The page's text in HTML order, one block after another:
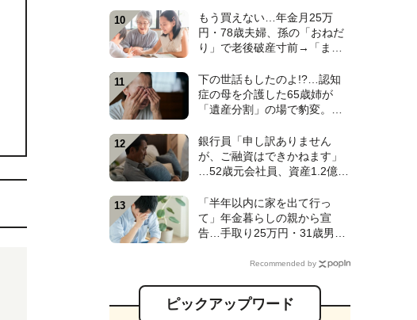
屋に住み続ける“跡取り息
子”【CFPが解説】
もう買えない…年金月25万
円・78歳夫婦、孫の「おねだ
り」で老後破産寸前→「まさ
越しの再会で涙した〈孫のひ
と言〉【CFPが解説】
下の世話もしたのよ!?…認知
症の母を介護した65歳姉が
「遺産分割」の場で豹変。
歳弟が絶句したワケ【弁護士
が解説】
銀行員「申し訳ありません
が、ご融資はできかねます」
…52歳元会社員、資産1.2億円
さかの門前払い”。狭い賃貸で
妻と2人「地獄のFIRE生活」
のワケ【FPの解説】
「半年以内に家を出て行っ
て」年金暮らしの親から宣
告…手取り25万円・31歳男性
ヵ月で「実家へUターン」した
Recommended by
ピックアップワード